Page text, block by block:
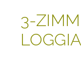
3-